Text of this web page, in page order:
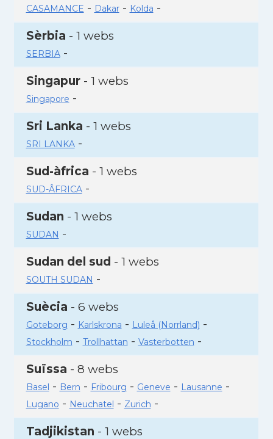
CASAMANCE - Dakar- Kolda -
Sèrbia - 1 webs
SERBIA-
Singapur- 1 webs
Singapore -
Sri Lanka - 1 webs
SRI LANKA-
Sud-àfrica - 1 webs
SUD-ÂFRICA-
Sudan - 1 webs
SUDAN -
Sudan del sud - 1 webs
SOUTH SUDAN -
Suècia - 6 webs
Goteborg - Karlskrona - Luleå (Norrland) -
Stockholm - Trollhattan - Vasterbotten -
Suïssa - 8 webs
Basel - Bern - Fribourg - Geneve - Lausanne -
Lugano - Neuchatel - Zurich -
Tadjikistan - 1 webs